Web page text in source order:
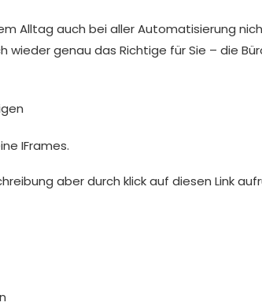
Alltag auch bei aller Automatisierung
wieder genau das Richtige für Sie – die
IFrames.
aber durch klick auf diesen Link